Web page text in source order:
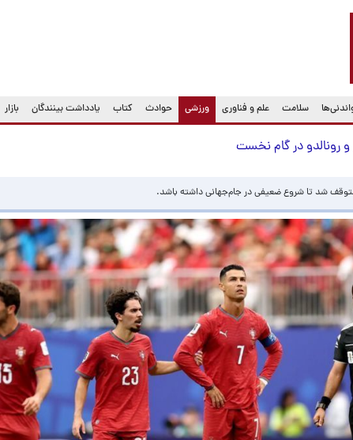
سلامت علم و فناوری ورزشی
(current) حوادث کتاب یادداشت بینندگان بازار
رونالدو در گام نخست
شد تا شروع ضعیفی در جام‌جهانی داشته باشد.